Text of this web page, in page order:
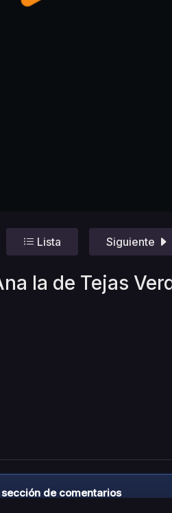
Lista Siguiente
la de Tejas
de comentarios